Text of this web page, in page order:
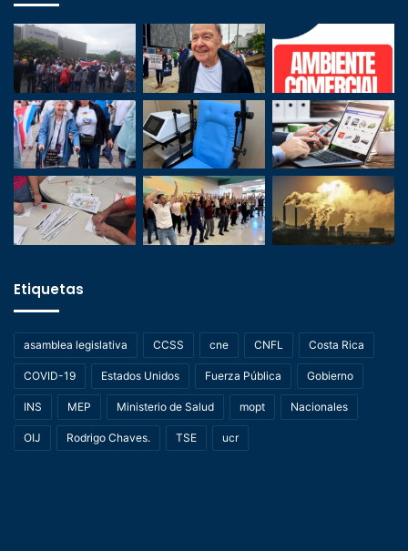
Etiquetas
asamblea legislativa CCSS cne CNFL Costa Rica
COVID-19 Estados Unidos Fuerza Pública Gobierno
INS MEP Ministerio de Salud mopt Nacionales
OIJ Rodrigo Chaves. TSE ucr